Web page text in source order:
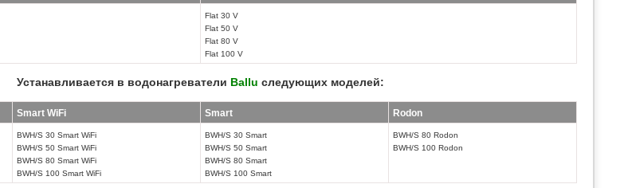
Flat 30 V
Flat 50 V
Flat 80 V
Flat 100 V
Устанавливается в водонагреватели Ballu следующих моделей:
Smart WiFi Smart Rodon
BWH/S 30 Smart WiFi
BWH/S 50 Smart WiFi
BWH/S 80 Smart WiFi
BWH/S 100 Smart WiFi
BWH/S 30 Smart
BWH/S 50 Smart
BWH/S 80 Smart
BWH/S 100 Smart
BWH/S 80 Rodon
BWH/S 100 Rodon